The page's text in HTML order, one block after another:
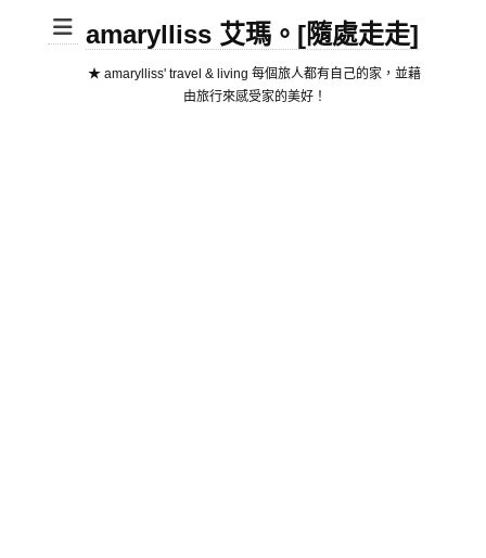
amarylliss 艾瑪。[隨處走走]
★ amarylliss' travel & living 每個旅人都有自己的家，並藉
由旅行來感受家的美好！